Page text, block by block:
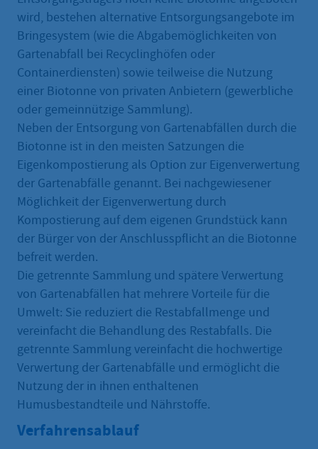
wird, bestehen alternative Entsorgungsangebote im
Bringesystem (wie die Abgabemöglichkeiten von
Gartenabfall bei Recyclinghöfen oder
Containerdiensten) sowie teilweise die Nutzung
einer Biotonne von privaten Anbietern (gewerbliche
oder gemeinnützige Sammlung).
Neben der Entsorgung von Gartenabfällen durch die
Biotonne ist in den meisten Satzungen die
Eigenkompostierung als Option zur Eigenverwertung
der Gartenabfälle genannt. Bei nachgewiesener
Möglichkeit der Eigenverwertung durch
Kompostierung auf dem eigenen Grundstück kann
der Bürger von der Anschlusspflicht an die Biotonne
befreit werden.
Die getrennte Sammlung und spätere Verwertung
von Gartenabfällen hat mehrere Vorteile für die
Umwelt: Sie reduziert die Restabfallmenge und
vereinfacht die Behandlung des Restabfalls. Die
getrennte Sammlung vereinfacht die hochwertige
Verwertung der Gartenabfälle und ermöglicht die
Nutzung der in ihnen enthaltenen
Humusbestandteile und Nährstoffe.
Verfahrensablauf